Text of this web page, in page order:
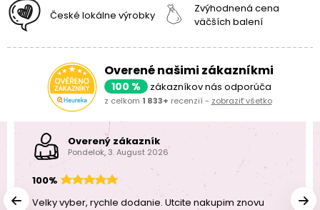
České lokálne výrobky
Zvýhodnená cena
väčších balení
Overené našimi zákazníkmi
100 % zákazníkov nás odporúča
z celkom 1 833+ recenzií - zobraziť všetko
Overený zákazník
Pondelok, 3. August 2026
100%
Velky vyber, rychle dodanie. Utcite nakupim znovu